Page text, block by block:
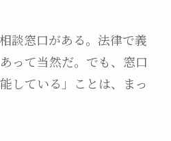
談窓口がある。法律で義
って当然だ。でも、窓口
している」ことは、まっ